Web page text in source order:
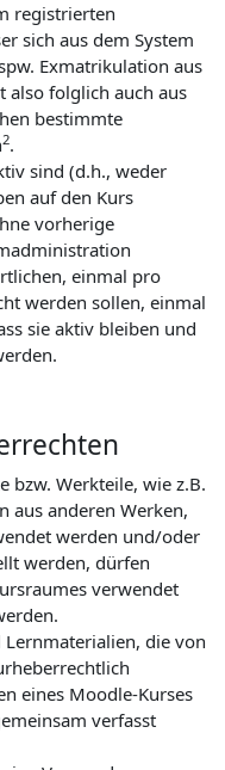
registrierten
sich aus dem System
Exmatrikulation aus
also folglich auch aus
bestimmte
2.
sind (d.h., weder
auf den Kurs
vorherige
einmal pro
werden sollen, einmal
sie aktiv bleiben und
bzw. Werkteile, wie z.B.
aus anderen Werken,
werden und/oder
werden, dürfen
verwendet
die von
eines Moodle-Kurses
verfasst